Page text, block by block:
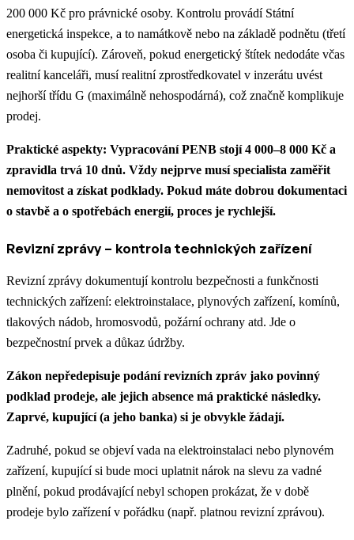
200 000 Kč pro právnické osoby. Kontrolu provádí Státní
energetická inspekce, a to namátkově nebo na základě podnětu (třetí
osoba či kupující). Zároveň, pokud energetický štítek nedodáte včas
realitní kanceláři, musí realitní zprostředkovatel v inzerátu uvést
nejhorší třídu G (maximálně nehospodárná), což značně komplikuje
prodej.
Praktické aspekty: Vypracování PENB stojí 4 000–8 000 Kč a
zpravidla trvá 10 dnů. Vždy nejprve musí specialista zaměřit
nemovitost a získat podklady. Pokud máte dobrou dokumentaci
o stavbě a o spotřebách energií, proces je rychlejší.
Revizní zprávy – kontrola technických zařízení
Revizní zprávy dokumentují kontrolu bezpečnosti a funkčnosti
technických zařízení: elektroinstalace, plynových zařízení, komínů,
tlakových nádob, hromosvodů, požární ochrany atd. Jde o
bezpečnostní prvek a důkaz údržby.
Zákon nepředepisuje podání revizních zpráv jako povinný
podklad prodeje, ale jejich absence má praktické následky.
Zaprvé, kupující (a jeho banka) si je obvykle žádají.
Zadruhé, pokud se objeví vada na elektroinstalaci nebo plynovém
zařízení, kupující si bude moci uplatnit nárok na slevu za vadné
plnění, pokud prodávající nebyl schopen prokázat, že v době
prodeje bylo zařízení v pořádku (např. platnou revizní zprávou).